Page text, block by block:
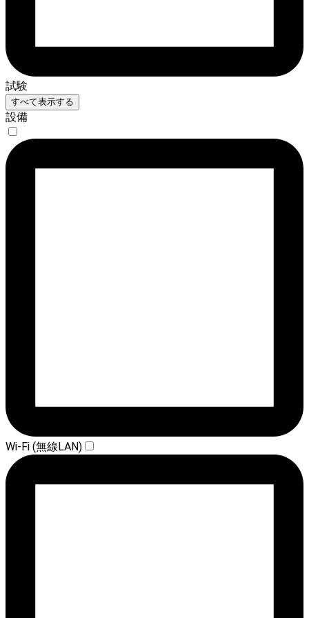
試験
すべて表示する
設備
Wi-Fi (無線LAN)